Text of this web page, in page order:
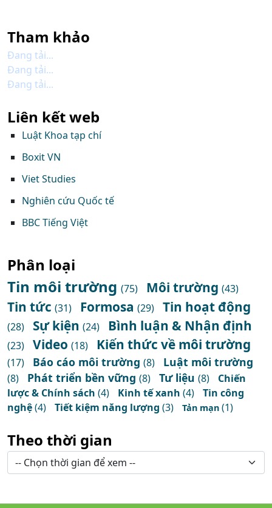
Tham khảo
Đang tải...
Đang tải...
Đang tải...
Liên kết web
Luật Khoa tạp chí
Boxit VN
Viet Studies
Nghiên cứu Quốc tế
BBC Tiếng Việt
Phân loại
Tin môi trường (75) Môi trường (43)
Tin tức (31) Formosa (29) Tin hoạt động
(28) Sự kiện (24) Bình luận & Nhận định
(23) Video (18) Kiến thức về môi trường
(17) Báo cáo môi trường (8) Luật môi trường
(8) Phát triển bền vững (8) Tư liệu (8)
Chiến
lược & Chính sách (4) Kinh tế xanh (4)
Tin công
nghệ(4) Tiết kiệm năng lượng (3) Tản mạn (1)
Theo thời gian